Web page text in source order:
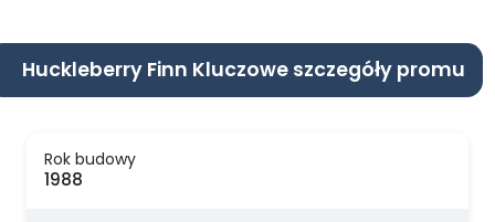
Huckleberry Finn Kluczowe szczegóły promu
Rok budowy
1988